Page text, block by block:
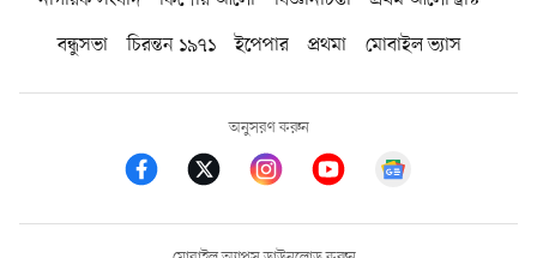
বন্ধুসভা
চিরন্তন ১৯৭১ ইপেপার প্রথমা মোবাইল ভ্যাস
অনুসরণ করুন